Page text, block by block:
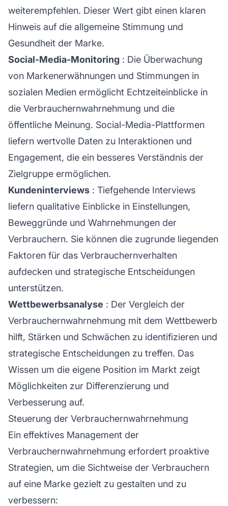
weiterempfehlen. Dieser Wert gibt einen klaren
Hinweis auf die allgemeine Stimmung und
Gesundheit der Marke.
Social-Media-Monitoring : Die Überwachung
von Markenerwähnungen und Stimmungen in
sozialen Medien ermöglicht Echtzeiteinblicke in
die Verbrauchernwahrnehmung und die
öffentliche Meinung. Social-Media-Plattformen
liefern wertvolle Daten zu Interaktionen und
Engagement, die ein besseres Verständnis der
Zielgruppe ermöglichen.
Kundeninterviews : Tiefgehende Interviews
liefern qualitative Einblicke in Einstellungen,
Beweggründe und Wahrnehmungen der
Verbrauchern. Sie können die zugrunde liegenden
Faktoren für das Verbrauchernverhalten
aufdecken und strategische Entscheidungen
unterstützen.
Wettbewerbsanalyse : Der Vergleich der
Verbrauchernwahrnehmung mit dem Wettbewerb
hilft, Stärken und Schwächen zu identifizieren und
strategische Entscheidungen zu treffen. Das
Wissen um die eigene Position im Markt zeigt
Möglichkeiten zur Differenzierung und
Verbesserung auf.
Steuerung der Verbrauchernwahrnehmung
Ein effektives Management der
Verbrauchernwahrnehmung erfordert proaktive
Strategien, um die Sichtweise der Verbrauchern
auf eine Marke gezielt zu gestalten und zu
verbessern: